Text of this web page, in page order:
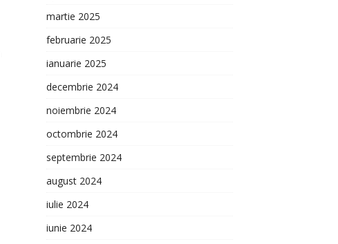
martie 2025
februarie 2025
ianuarie 2025
decembrie 2024
noiembrie 2024
octombrie 2024
septembrie 2024
august 2024
iulie 2024
iunie 2024